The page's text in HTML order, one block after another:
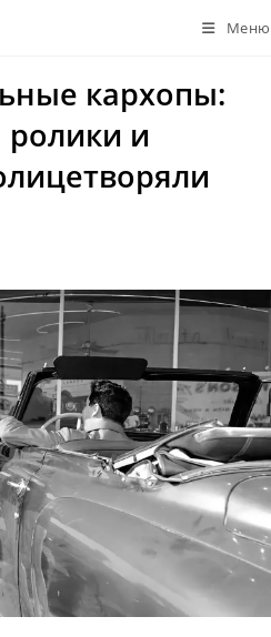
Меню
кархопы:
ролики и